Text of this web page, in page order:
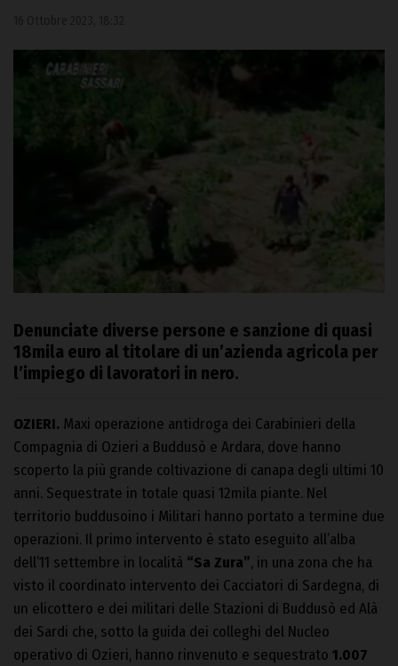
Denunciate diverse persone e sanzione di quasi
18mila euro al titolare di un’azienda agricola per
l’impiego di lavoratori in nero.
OZIERI. Maxi operazione antidroga dei Carabinieri della
Compagnia di Ozieri a Buddusò e Ardara, dove hanno
scoperto la più grande coltivazione di canapa degli ultimi 10
anni. Sequestrate in totale quasi 12mila piante. Nel
territorio buddusoino i Militari hanno portato a termine due
operazioni. Il primo intervento è stato eseguito all’alba
dell’11 settembre in località “Sa Zura”, in una zona che ha
visto il coordinato intervento dei Cacciatori di Sardegna, di
un elicottero e dei militari delle Stazioni di Buddusò ed Alà
dei Sardi che, sotto la guida dei colleghi del Nucleo
operativo di Ozieri, hanno rinvenuto e sequestrato 1.007